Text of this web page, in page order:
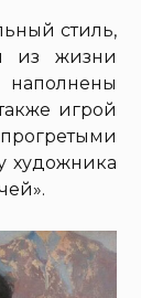
стиль,
из жизни
игрой
художника